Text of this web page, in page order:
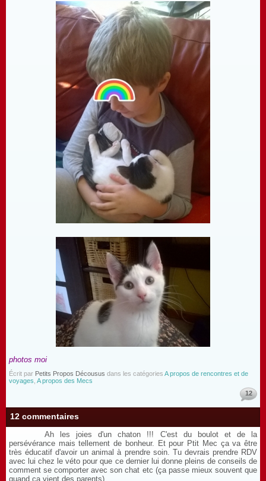
photos moi
Écrit par Petits Propos Décousus dans les catégories A propos de rencontres et de
voyages A propos des Mecs
12
12 commentaires
Ah les joies d'un chaton !!! C'est du boulot et de la
persévérance mais tellement de bonheur. Et pour Ptit Mec ça va être
très éducatif d'avoir un animal à prendre soin. Tu devrais prendre RDV
avec lui chez le véto pour que ce dernier lui donne pleins de conseils de
comment se comporter avec son chat etc (ça passe mieux souvent que
quand ça vient des parents)